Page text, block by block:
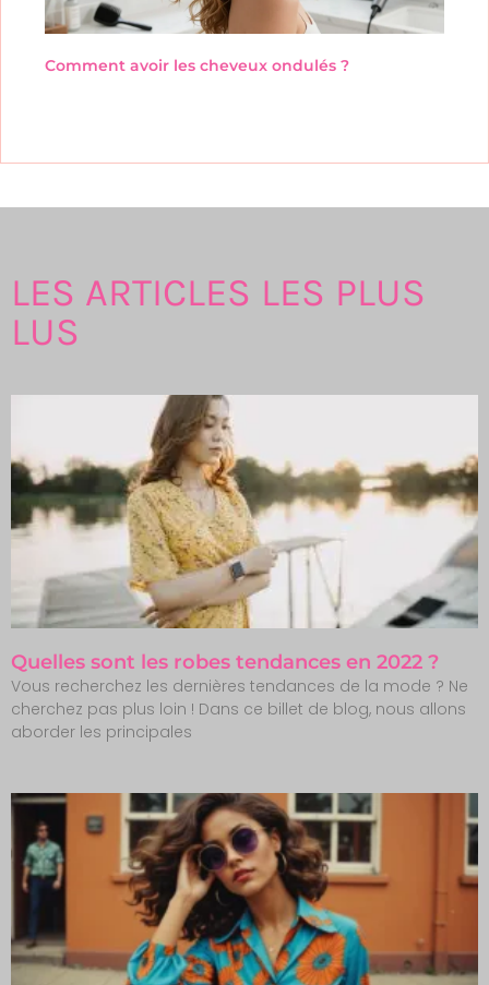
Comment avoir les cheveux ondulés ?
LES ARTICLES LES PLUS
LUS
Quelles sont les robes tendances en 2022 ?
Vous recherchez les dernières tendances de la mode ? Ne
cherchez pas plus loin ! Dans ce billet de blog, nous allons
aborder les principales